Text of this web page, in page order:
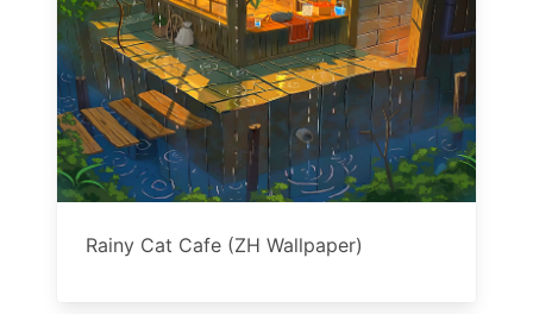
Rainy Cat Cafe (ZH Wallpaper)